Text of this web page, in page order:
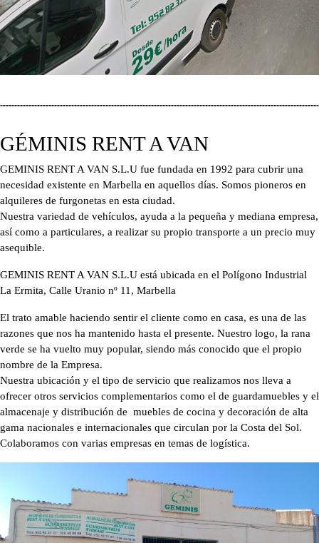
GÉMINIS RENT A VAN
GEMINIS RENT A VAN S.L.U fue fundada en 1992 para cubrir una
necesidad existente en Marbella en aquellos días. Somos pioneros en
alquileres de furgonetas en esta ciudad.
Nuestra variedad de vehículos, ayuda a la pequeña y mediana empresa,
así como a particulares, a realizar su propio transporte a un precio muy
asequible.
GEMINIS RENT A VAN S.L.U está ubicada en el Polígono Industrial
La Ermita, Calle Uranio nº 11, Marbella
El trato amable haciendo sentir el cliente como en casa, es una de las
razones que nos ha mantenido hasta el presente. Nuestro logo, la rana
verde se ha vuelto muy popular, siendo más conocido que el propio
nombre de la Empresa.
Nuestra ubicación y el tipo de servicio que realizamos nos lleva a
ofrecer otros servicios complementarios como el de guardamuebles y el
almacenaje y distribución de muebles de cocina y decoración de alta
gama nacionales e internacionales que circulan por la Costa del Sol.
Colaboramos con varias empresas en temas de logística.